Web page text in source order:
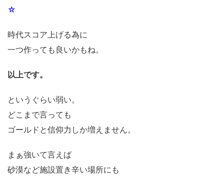
☆
時代スコア上げる為に
一つ作っても良いかもね。
以上です。
というぐらい弱い。
どこまで言っても
ゴールドと信仰力しか増えません。
まぁ強いて言えば
砂漠など施設置き辛い場所にも